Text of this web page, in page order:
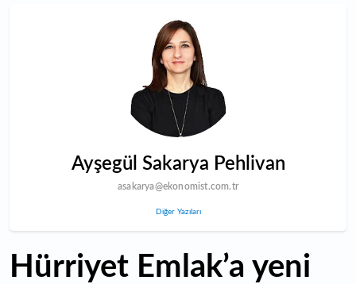
Ayşegül Sakarya Pehlivan
asakarya@ekonomist.com.tr
Diğer Yazıları
Hürriyet Emlak’a yeni